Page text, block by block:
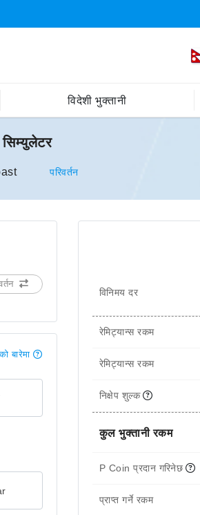
विदेशी भुक्तानी
सिम्युलेटर
परिवर्तन
बारेमा
विनिमय दर
रेमिट्यान्स रकम
रेमिट्यान्स रकम
निक्षेप शुल्क
कुल भुक्तानी रकम
P Coin प्रदान गरिनेछ
प्राप्त गर्ने रकम